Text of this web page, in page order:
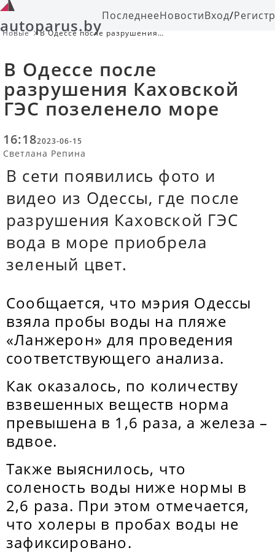
autoparus.byПоследнееНовостиВход/
Новые
В Одессе после разрушения
В Одессе после
разрушения Каховской
ГЭС позеленело море
16:182023-06-15
Светлана Репина
В сети появились фото и
видео из Одессы, где после
разрушения Каховской ГЭС
вода в море приобрела
зеленый цвет.
Сообщается, что мэрия Одессы
взяла пробы воды на пляже
«Ланжерон» для проведения
соответствующего анализа.
Как оказалось, по количеству
взвешенных веществ норма
превышена в 1,6 раза, а железа –
вдвое.
Также выяснилось, что
соленость воды ниже нормы в
2,6 раза. При этом отмечается,
что холеры в пробах воды не
зафиксировано.